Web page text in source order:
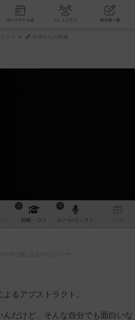
ビュー ボードゲーム会 コミュニティ
ビュー 白州さんの投稿
1
戦略 ・コツ
2
ルール/インスト
が非公開に設定されたユーザー
るアブストラクト。
だけど、そんな自分でも面白い